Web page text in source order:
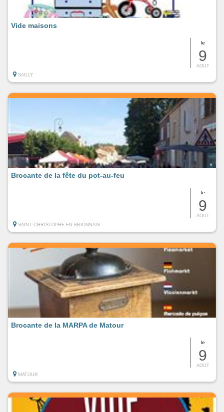
le
9
AOUT
Vide maisons
SAILLY
le
9
AOUT
Brocante de la fête du pot-au-feu
SAINT-CHRISTOPHE-EN-BRIONNAIS
le
9
AOUT
Brocante de la MARPA de Matour
MATOUR